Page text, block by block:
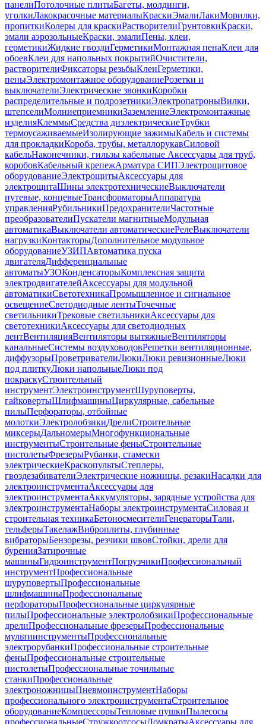
панелиПотолочные плитыБагеты, молдинги,
уголкиЛакокрасочные материалыКраскиЭмалиЛакиМорилки,
пропиткиКолеры для краскиРастворителиГрунтовкиКраски,
эмали аэрозольныеКраски, эмалиПены, клеи,
герметикиЖидкие гвоздиГерметикиМонтажная пенаКлеи для
обоевКлеи для напольных покрытийОчистители,
растворителиФиксаторы резьбыКлеиГерметики,
пеныЭлектромонтажное оборудованиеРозетки и
выключателиЭлектрические звонкиКоробки
распределительные и подрозетникиЭлектропатроныВилки,
штепселиМолниеприемникиЗаземлениеЭлектромонтажные
изделияКлеммыСредства диэлектрическиеТрубки
термоусаживаемыеИзолирующие зажимыКабель и системы
для прокладкиКороба, трубы, металлорукавСиловой
кабельНаконечники, гильзы кабельные Аксессуары для труб,
коробовКабельный крепежАрматура СИПЭлектрощитовое
оборудованиеЭлектрощитыАксессуары для
электрощитаШины электротехническиеВыключатели
путевые, концевыеТрансформаторыАппаратура
управленияРубильникиПредохранителиЧастотные
преобразователиПускатели магнитныеМодульная
автоматикаВыключатели автоматическиеРелеВыключатели
нагрузкиКонтакторыДополнительное модульное
оборудованиеУЗИПАвтоматика пуска
двигателяДифференциальные
автоматыУЗОКонденсаторыКомплексная защита
электродвигателейАксессуары для модульной
автоматикиСветотехникаПромышленное и сигнальное
освещениеСветодиодные лентыТочечные
светильникиТрековые светильникиАксессуары для
светотехникиАксессуары для светодиодных
лентВентиляцияВентиляторы вытяжныеВентиляторы
канальныеСистемы воздуховодовРешетки вентиляционные,
диффузорыПроветривателиЛюкиЛюки ревизионныеЛюки
под плиткуЛюки напольныеЛюки под
покраскуСтроительный
инструментЭлектроинструментШуруповерты,
гайковертыШлифмашиныЦиркулярные, сабельные
пилыПерфораторы, отбойные
молоткиЭлектролобзикиДрелиСтроительные
миксерыДальномерыМногофункциональные
инструментыСтроительные феныСтроительные
пистолетыФрезерыРубанки, стамески
электрическиеКраскопультыСтеплеры,
гвоздезабивателиЭлектрические ножницы, резакиНасадки для
электроинструментаАксессуары для
электроинструментаАккумуляторы, зарядные устройства для
электроинструментаНаборы электроинструментаСиловая и
строительная техникаБетоносмесителиГенераторыТали,
тельферыТакелажВиброплиты, глубинные
вибраторыБензорезы, резчики швовСтойки, дрели для
буренияЗатирочные
машиныГидроинструментПогрузчикиПрофессиональный
инструментПрофессиональные
шуруповертыПрофессиональные
шлифмашиныПрофессиональные
перфораторыПрофессиональные циркулярные
пилыПрофессиональные электролобзикиПрофессиональные
дрелиПрофессиональные фрезерыПрофессиональные
мультиинструментыПрофессиональные
электрорубанкиПрофессиональные строительные
феныПрофессиональные строительные
пистолетыПрофессиональные точильные
станкиПрофессиональные
электроножницыПневмоинструментНаборы
профессионального электроинструментаСтроительное
оборудованиеКомпрессорыТепловые пушкиПылесосы
профессиональныеСтружкоотсосыДомкратыАксессуары для